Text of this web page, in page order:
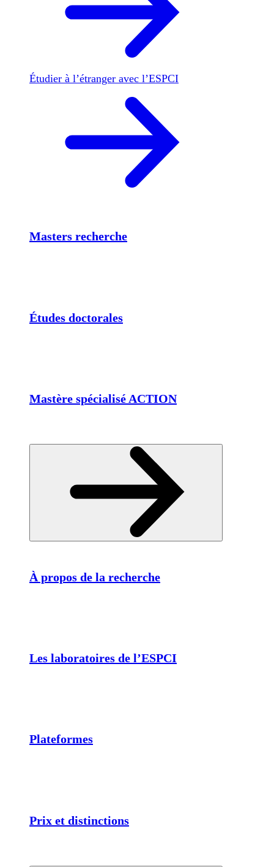
Étudier à l’étranger avec l’ESPCI
Masters recherche
Études doctorales
Mastère spécialisé ACTION
À propos de la recherche
Les laboratoires de l’ESPCI
Plateformes
Prix et distinctions